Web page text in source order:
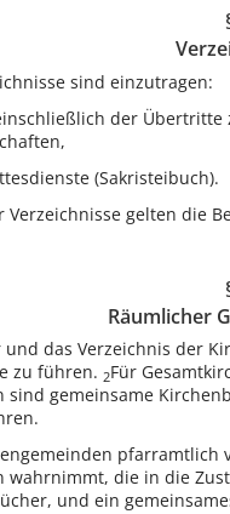
sind einzutragen:
der Übertritte
(Sakristeibuch).
Verzeichnisse gelten die
Räumlicher
und das Verzeichnis der
zu führen. 2Für
sind gemeinsame
pfarramtlich
wahrnimmt, die in die
und ein